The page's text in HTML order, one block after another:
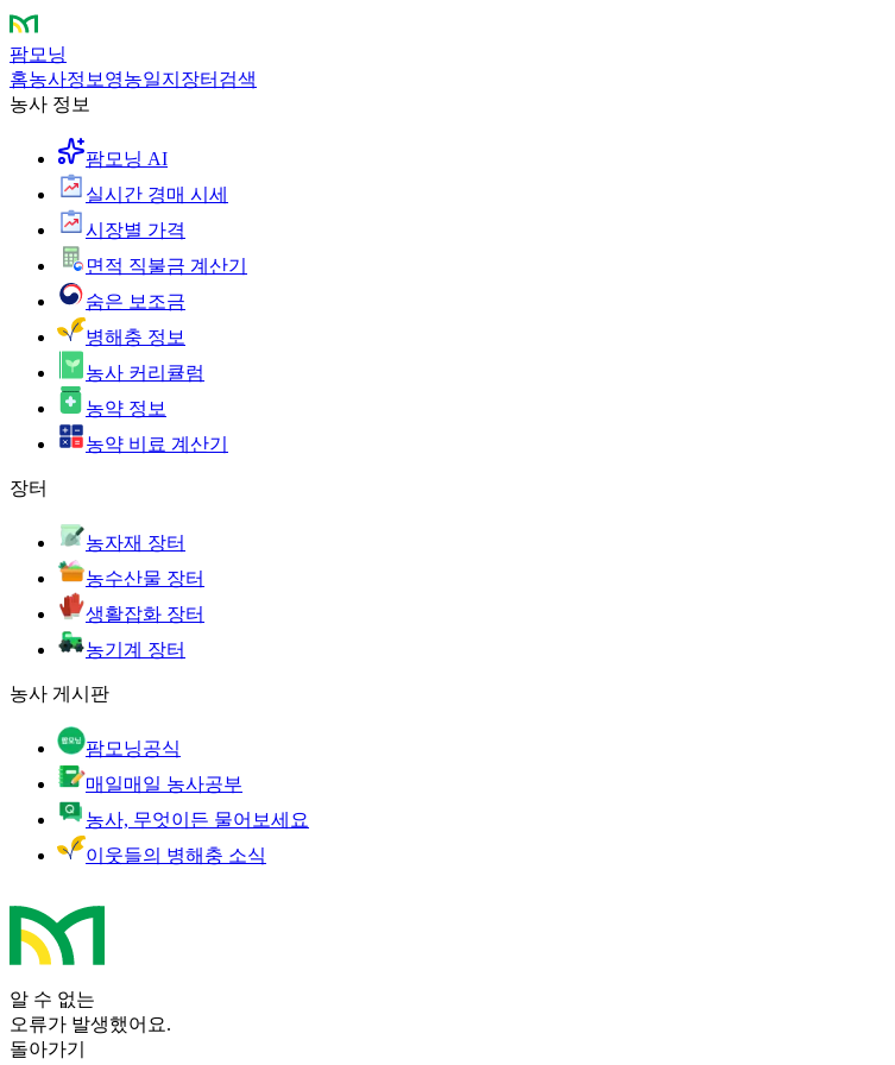
팜모닝
홈농사정보 영농일지 장터 검색
농사 정보
팜모닝 AI
실시간 경매 시세
시장별 가격
면적 직불금 계산기
숨은 보조금
병해충 정보
농사 커리큘럼
농약 정보
농약 비료 계산기
장터
농자재 장터
농수산물 장터
생활잡화 장터
농기계 장터
농사 게시판
팜모닝공식
매일매일 농사공부
농사, 무엇이든 물어보세요
이웃들의 병해충 소식
알 수 없는
오류가 발생했어요.
돌아가기